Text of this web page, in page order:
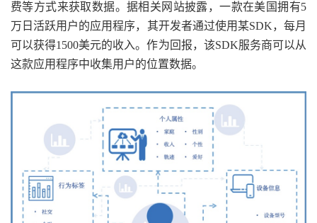
费等方式来获取数据。据相关网站披露，一款在美国拥有5
万日活跃用户的应用程序，其开发者通过使用某SDK，每月
可以获得1500美元的收入。作为回报，该SDK服务商可以从
这款应用程序中收集用户的位置数据。